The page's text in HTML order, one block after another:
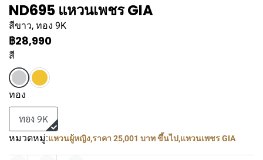
ND695 แหวนเพชร GIA
สีขาว, ทอง 9K
฿28,990
สี
ทอง
ทอง 9K
หมวดหมู่:แหวนผู้หญิง,ราคา 25,001 บาท ขึ้นไป,แหวนเพชร GIA